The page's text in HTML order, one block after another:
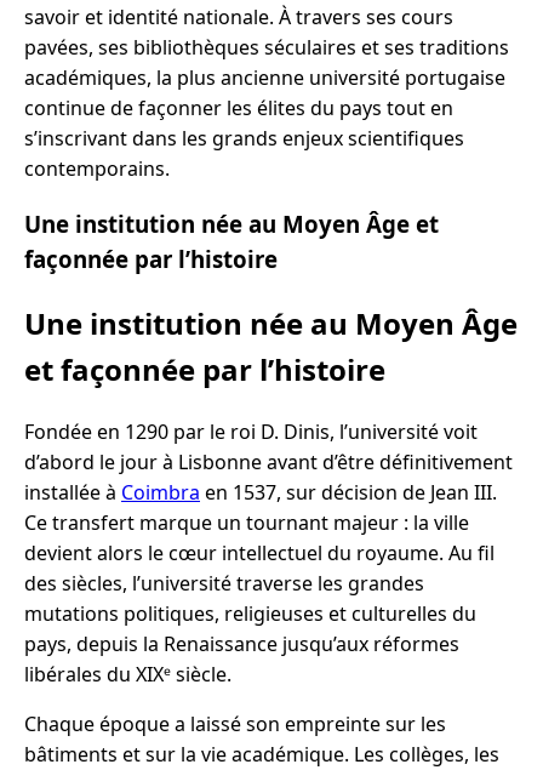
savoir et identité nationale. À travers ses cours
pavées, ses bibliothèques séculaires et ses traditions
académiques, la plus ancienne université portugaise
continue de façonner les élites du pays tout en
s’inscrivant dans les grands enjeux scientifiques
contemporains.
Une institution née au Moyen Âge et
façonnée par l’histoire
Une institution née au Moyen Âge
et façonnée par l’histoire
Fondée en 1290 par le roi D. Dinis, l’université voit
d’abord le jour à Lisbonne avant d’être définitivement
installée à Coimbra en 1537, sur décision de Jean III.
Ce transfert marque un tournant majeur : la ville
devient alors le cœur intellectuel du royaume. Au fil
des siècles, l’université traverse les grandes
mutations politiques, religieuses et culturelles du
pays, depuis la Renaissance jusqu’aux réformes
libérales du XIXᵉ siècle.
Chaque époque a laissé son empreinte sur les
bâtiments et sur la vie académique. Les collèges, les